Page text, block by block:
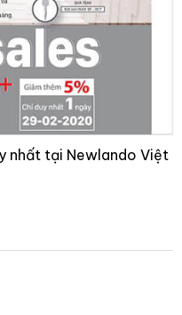
nhất tại Newlando Việt